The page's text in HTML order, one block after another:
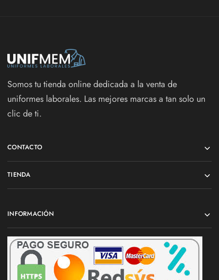
Somos tu tienda online dedicada a la venta de
uniformes laborales. Las mejores marcas a tan solo un
clic de ti.
CONTACTO
TIENDA
INFORMACIÓN